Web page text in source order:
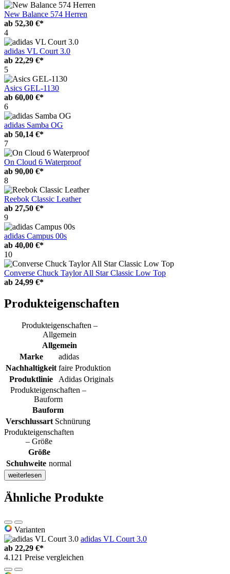
New Balance 574 Herren
ab 52,30 €*
4
adidas VL Court 3.0
ab 22,29 €*
5
Asics GEL-1130
ab 60,00 €*
6
adidas Samba OG
ab 50,14 €*
7
On Cloud 6 Waterproof
ab 90,00 €*
8
Reebok Classic Leather
ab 27,50 €*
9
adidas Campus 00s
ab 40,00 €*
10
Converse Chuck Taylor All Star Classic Low Top
ab 24,99 €*
Produkteigenschaften
Produkteigenschaften –
Allgemein
Allgemein
Marke
adidas
Nachhaltigkeit faire Produktion
Produktlinie
Adidas Originals
Produkteigenschaften –
Bauform
Bauform
Verschlussart Schnürung
Produkteigenschaften
– Größe
Größe
Schuhweite normal
weiterlesen
Ähnliche Produkte
Varianten
adidas VL Court 3.0
ab 22,29 €*
4.121 Preise vergleichen